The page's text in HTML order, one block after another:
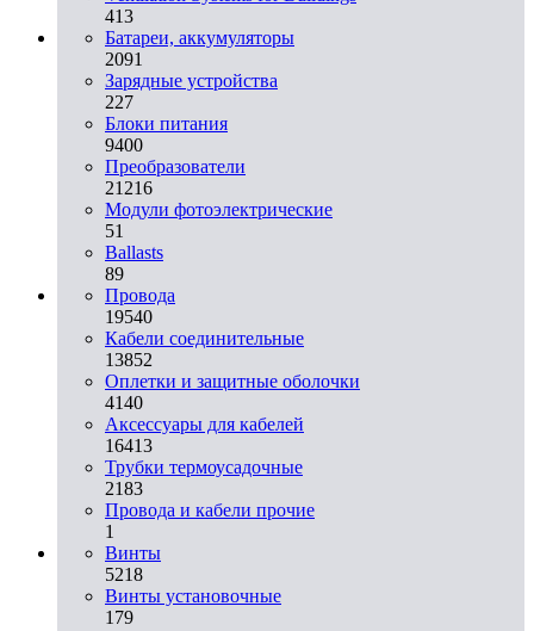
413
Батареи, аккумуляторы
2091
Зарядные устройства
227
Блоки питания
9400
Преобразователи
21216
Модули фотоэлектрические
51
Ballasts
89
Провода
19540
Кабели соединительные
13852
Оплетки и защитные оболочки
4140
Аксессуары для кабелей
16413
Трубки термоусадочные
2183
Провода и кабели прочие
1
Винты
5218
Винты установочные
179